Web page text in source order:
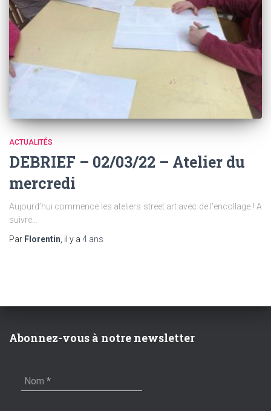
ACTUALITÉS
DEBRIEF – 02/03/22 – Atelier du
mercredi
Aujourd’hui commence les ateliers street art avec de l’encollage ! A
suivre…
Par Florentin, il y a 4 ans
Abonnez-vous à notre newsletter